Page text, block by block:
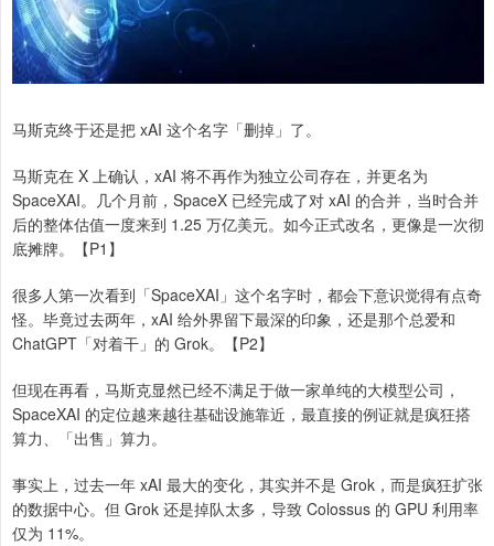
马斯克终于还是把 xAI 这个名字「删掉」了。
马斯克在 X 上确认，xAI 将不再作为独立公司存在，并更名为
SpaceXAI。几个月前，SpaceX 已经完成了对 xAI 的合并，当时合并
后的整体估值一度来到 1.25 万亿美元。如今正式改名，更像是一次彻
底摊牌。【P1】
很多人第一次看到「SpaceXAI」这个名字时，都会下意识觉得有点奇
怪。毕竟过去两年，xAI 给外界留下最深的印象，还是那个总爱和
ChatGPT「对着干」的 Grok。【P2】
但现在再看，马斯克显然已经不满足于做一家单纯的大模型公司，
SpaceXAI 的定位越来越往基础设施靠近，最直接的例证就是疯狂搭
算力、「出售」算力。
事实上，过去一年 xAI 最大的变化，其实并不是 Grok，而是疯狂扩张
的数据中心。但 Grok 还是掉队太多，导致 Colossus 的 GPU 利用率
仅为 11%。